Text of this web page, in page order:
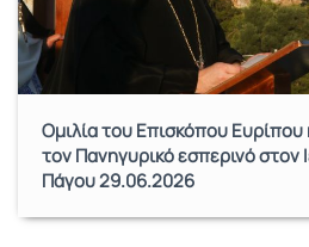
Ομιλία του Επισκόπου
τον Πανηγυρικό εσπερινό στον
Πάγου 29.06.2026